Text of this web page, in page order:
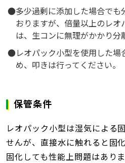
多少過剰に添加した場合でも
おりますが、倍量以上のレ
は、生コンに無理がかかり分
レオパック小型を使用した
め、叩きは行ってください。
保管条件
レオパック小型は湿気による
せんが、直接水に触れると固
固化しても性能上問題はあり